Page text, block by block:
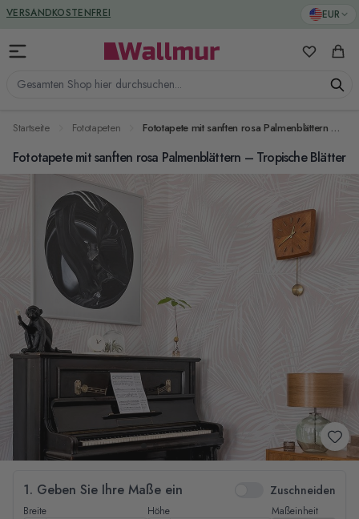
Zum Inhalt springen EUR
Gesamten Shop hier durchsuchen...
Meine
VERSANDKOSTENFREI
GREENGUARD ZERTIFIZIERT
Startseite Fototapeten Fototapete mit sanften rosa Palmenblättern – Tropische Blätter
Fototapete mit sanften rosa Palmenblättern – Tropische Blätter
1. Geben Sie Ihre Maße ein Zuschneiden
Breite Höhe Maßeinheit